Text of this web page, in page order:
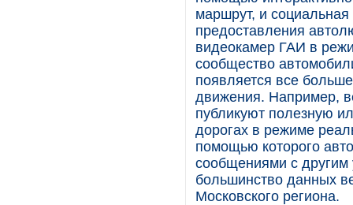
маршрут, и
предоставления
видеокамер ГАИ в
сообщество
появляется все
движения. Например,
публикуют полезную
дорогах в режиме
помощью которого
сообщениями с другим
большинство данных
Московского региона.